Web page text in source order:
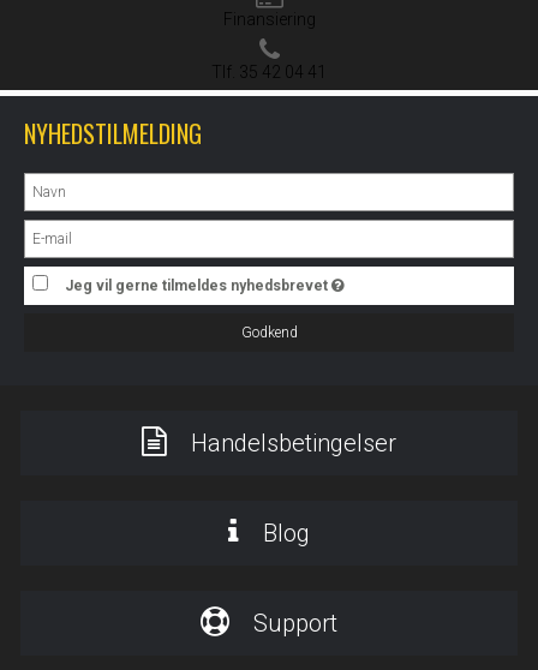
Finansiering
Tlf. 35 42 04 41
NYHEDSTILMELDING
Jeg vil gerne tilmeldes nyhedsbrevet
Godkend
Handelsbetingelser
Blog
Support